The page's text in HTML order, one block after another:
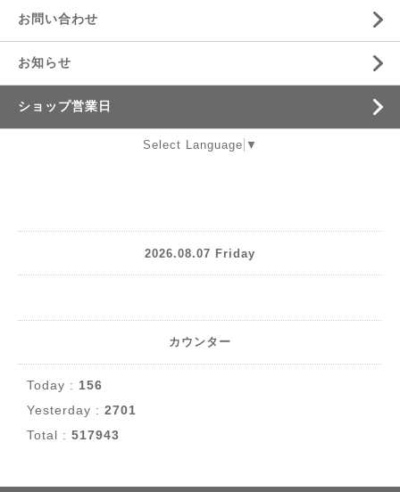
お問い合わせ
お知らせ
ショップ営業日
Select Language ▼
2026.08.07 Friday
カウンター
Today : 156
Yesterday : 2701
Total : 517943